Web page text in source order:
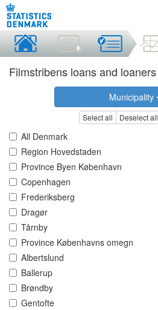
Filmstribens loans and loaners
Municipality
Select all Deselect all
All Denmark
Region Hovedstaden
Province Byen København
Copenhagen
Frederiksberg
Dragør
Tårnby
Province Københavns omegn
Albertslund
Ballerup
Brøndby
Gentofte